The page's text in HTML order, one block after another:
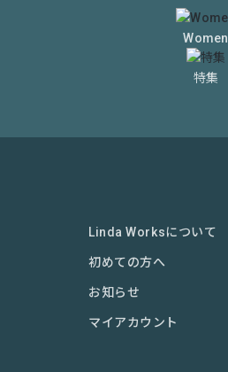
Women
特集
Linda Worksについて
初めての方へ
お知らせ
マイアカウント